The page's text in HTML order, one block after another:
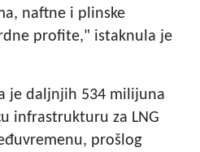
naftne i plinske
profite," istaknula je
je daljnjih 534 milijuna
infrastrukturu za LNG
prošlog